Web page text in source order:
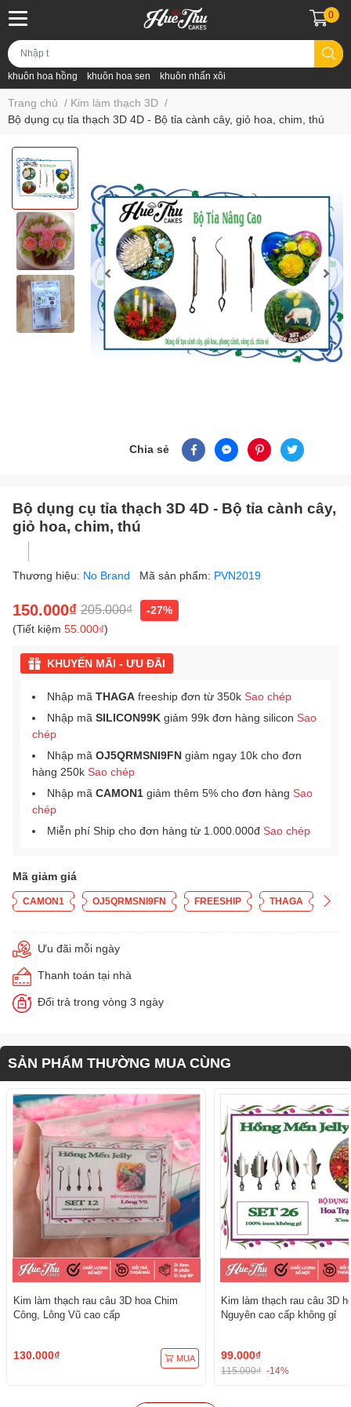
khuôn hoa hồng khuôn hoa sen khuôn nhấn xôi
0
Trang chủ / Kim làm thạch 3D /
Bộ dụng cụ tỉa thạch 3D 4D - Bộ tỉa cành cây, giỏ hoa, chim, thú
Chia sẻ
Bộ dụng cụ tỉa thạch 3D 4D - Bộ tỉa cành cây,
giỏ hoa, chim, thú
Thương hiệu: No Brand Mã sản phẩm: PVN2019
150.000₫ 205.000₫
-27%
(Tiết kiệm 55.000₫)
KHUYẾN MÃI - ƯU ĐÃI
Nhập mã THAGA freeship đơn từ 350k Sao chép
Nhập mã SILICON99K giảm 99k đơn hàng silicon Sao
chép
Nhập mã OJ5QRMSNI9FN giảm ngay 10k cho đơn
hàng 250k Sao chép
Nhập mã CAMON1 giảm thêm 5% cho đơn hàng Sao
chép
Miễn phí Ship cho đơn hàng từ 1.000.000đ Sao chép
Mã giảm giá
CAMON1 OJ5QRMSNI9FN FREESHIP THAGA
Ưu đãi mỗi ngày
Thanh toán tại nhà
Đổi trả trong vòng 3 ngày
SẢN PHẨM THƯỜNG MUA CÙNG
Kim làm thạch rau câu 3D hoa Chim
Công, Lông Vũ cao cấp
130.000₫ MUA
Kim làm thạch rau câu 3D
Nguyên cao cấp không gỉ
99.000₫
115.000₫ -14%